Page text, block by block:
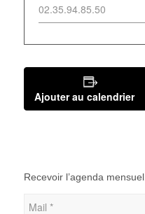
02.35.94.85.50
Ajouter au calendrier
Recevoir l’agenda mensuel.